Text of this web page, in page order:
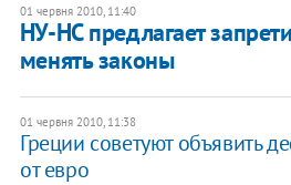
01 червня 2010, 11:40
НУ-НС предлагает
менять законы
01 червня 2010, 11:38
Греции советуют объявить
от евро